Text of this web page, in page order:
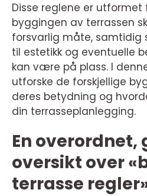
Disse reglene er utformet
byggingen av terrassen
forsvarlig måte, samtidig
til estetikk og eventuelle
kan være på plass. I
utforske de forskjellige
deres betydning og
din terrasseplanlegging.
En overordnet,
oversikt over
terrasse